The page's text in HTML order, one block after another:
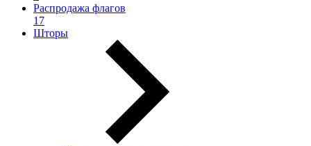
Распродажа флагов
17
Шторы